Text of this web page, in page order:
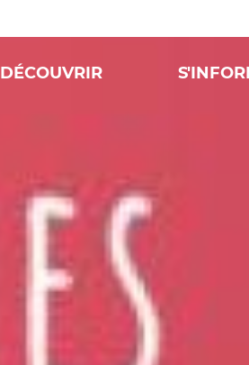
DÉCOUVRIR